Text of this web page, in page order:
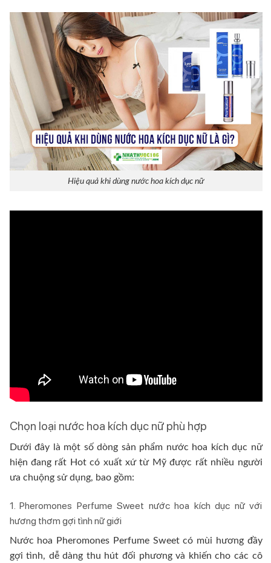
Hiệu quả khi dùng nước hoa kích dục nữ
Chọn loại nước hoa kích dục nữ phù hợp
Dưới đây là một số dòng sản phẩm nước hoa kích dục nữ
hiện đang rất Hot có xuất xứ từ Mỹ được rất nhiều người
ưa chuộng sử dụng, bao gồm:
1. Pheromones Perfume Sweet nước hoa kích dục nữ với
hương thơm gợi tình nữ giới
Nước hoa Pheromones Perfume Sweet có mùi hương đầy
gợi tình, dễ dàng thu hút đối phương và khiến cho các cô